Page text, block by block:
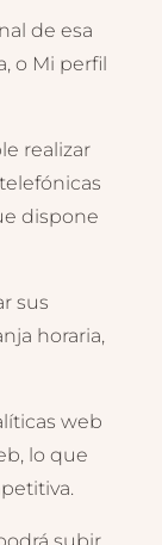
de esa
o Mi perfil
realizar
dispone
sus
horaria,
web
lo que